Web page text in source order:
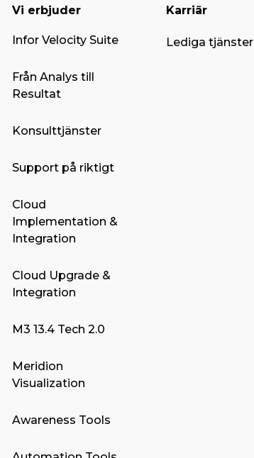
Vi erbjuder
Infor Velocity Suite
Från Analys till
Resultat
Konsulttjänster
Support på riktigt
Cloud
Implementation &
Integration
Cloud Upgrade &
Integration
M3 13.4 Tech 2.0
Meridion
Visualization
Awareness Tools
Karriär
Lediga tjänster